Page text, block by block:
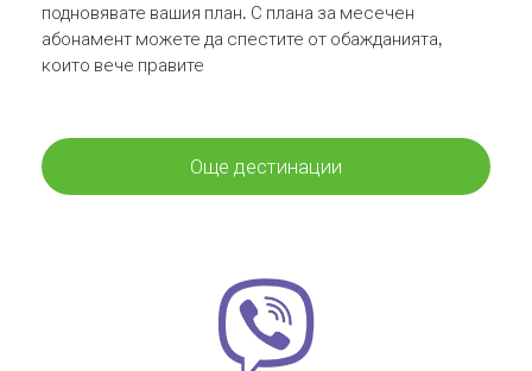
подновявате вашия план. С плана за месечен
абонамент можете да спестите от обажданията,
които вече правите
Още дестинации